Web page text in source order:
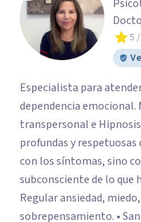
5
Especialista para
dependencia emocional. Mi enfoque integra terapia
transpersonal e
profundas y
con los síntomas, sino
subconsciente de lo que hoy te
Regular ansiedad,
sobrepensamiento. •